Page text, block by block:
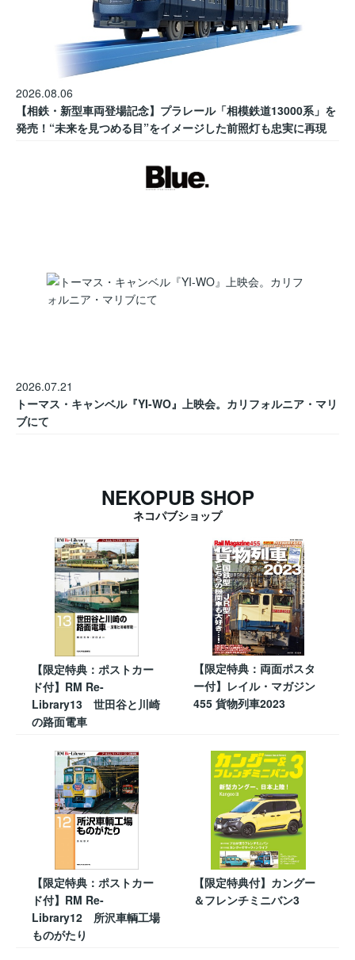
2026.08.06
【相鉄・新型車両登場記念】プラレール「相模鉄道13000系」を
発売！“未来を見つめる目”をイメージした前照灯も忠実に再現
2026.07.21
トーマス・キャンベル『YI-WO』上映会。カリフォルニア・マリ
ブにて
NEKOPUB SHOP
ネコパブショップ
【限定特典：ポストカー
ド付】RM Re-
Library13 世田谷と川崎
の路面電車
【限定特典：両面ポスタ
ー付】レイル・マガジン
455 貨物列車2023
【限定特典：ポストカー
ド付】RM Re-
Library12 所沢車輌工場
ものがたり
【限定特典付】カングー
＆フレンチミニバン3